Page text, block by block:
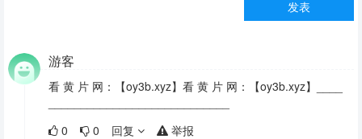
游客
看 黄 片 网：【oy3b.xyz】看 黄 片 网：【oy3b.xyz】____
0
0 回复 举报